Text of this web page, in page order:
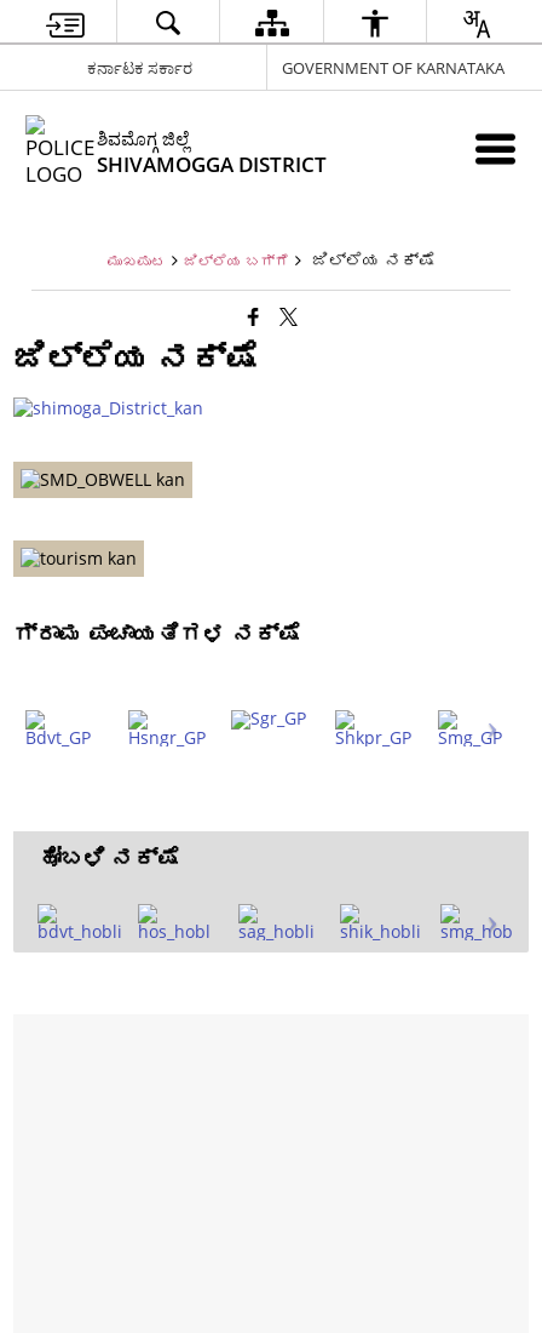
ಕರ್ನಾಟಕ ಸರ್ಕಾರ GOVERNMENT OF KARNATAKA
ಶಿವಮೊಗ್ಗ ಜಿಲ್ಲೆ
SHIVAMOGGA DISTRICT
ಮುಖಪುಟ ಜಿಲ್ಲೆಯ ಬಗ್ಗೆ ಜಿಲ್ಲೆಯ ನಕ್ಷೆ
ಜಿಲ್ಲೆಯ ನಕ್ಷೆ
ಗ್ರಾಮ ಪಂಚಾಯತಿಗಳ ನಕ್ಷೆ
ಹೋಬಳಿ ನಕ್ಷೆ